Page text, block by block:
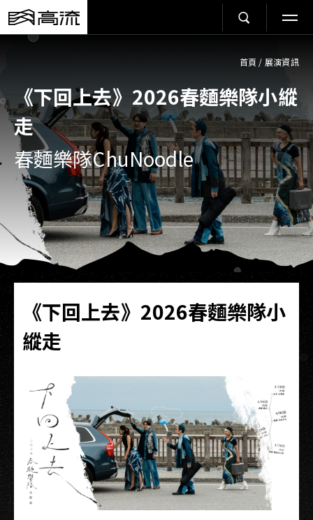
首頁 / 展演資訊
《下回上去》2026春麵樂隊小縱
走
春麵樂隊ChuNoodle
《下回上去》2026春麵樂隊小
縱走